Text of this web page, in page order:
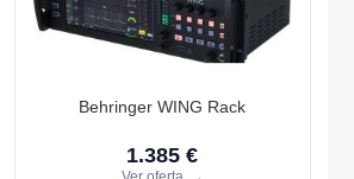
Behringer WING Rack
1.385 €